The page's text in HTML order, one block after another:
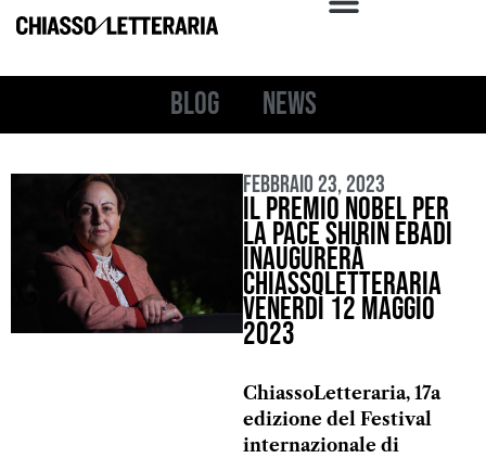
Blog News
Febbraio 23, 2023
Il premio Nobel per
la Pace Shirin Ebadi
inaugurerà
ChiassoLetteraria
venerdì 12 maggio
2023
ChiassoLetteraria, 17a
edizione del Festival
internazionale di